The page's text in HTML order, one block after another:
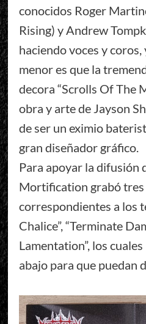
conocidos Roger
Rising) y Andrew
haciendo voces y
menor es que la
decora “Scrolls Of The
obra y arte de Jayson
de ser un eximio
gran diseñador gráfico.
Para apoyar la difusión
Mortification grabó tres
correspondientes a los
Chalice”, “Terminate
Lamentation”, los
abajo para que puedan